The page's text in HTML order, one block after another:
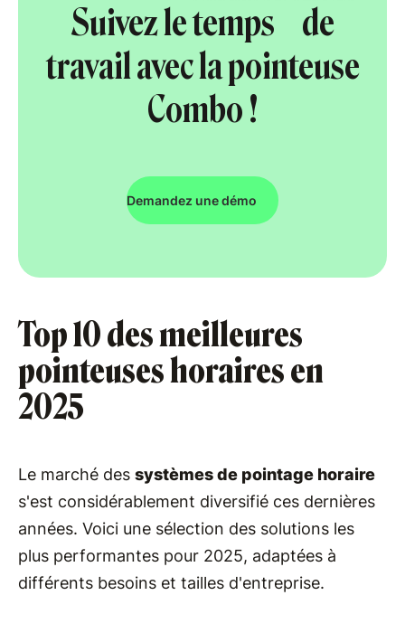
Suivez le temps de
travail avec la pointeuse
Combo !
Demandez une démo
Top 10 des meilleures
pointeuses horaires en
2025
Le marché des systèmes de pointage horaire
s'est considérablement diversifié ces dernières
années. Voici une sélection des solutions les
plus performantes pour 2025, adaptées à
différents besoins et tailles d'entreprise.